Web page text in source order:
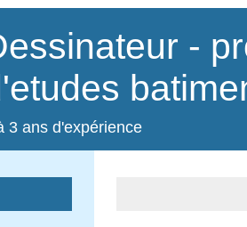
-
3 ans d'expérience